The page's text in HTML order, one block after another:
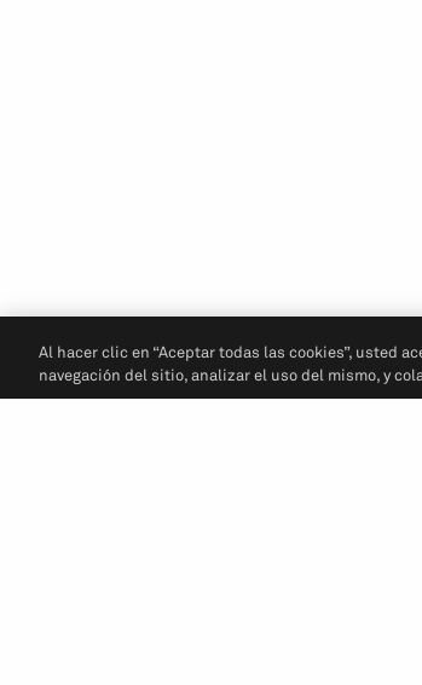
Al hacer clic en “Aceptar todas las cookies”, usted
navegación del sitio, analizar el uso del mismo, y